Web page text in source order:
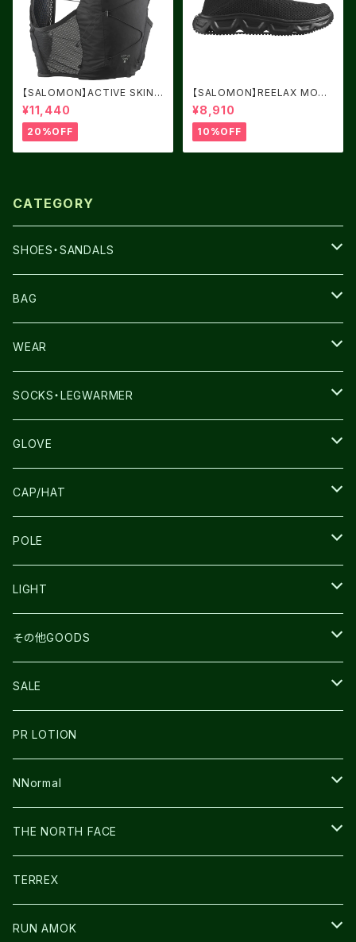
【SALOMON】ACTIVE SKIN
8 Black/Metal
¥11,440
20%OFF
【SALOMON】REELAX MOC
6.0 Black / Black / Alloy
¥8,910
10%OFF
CATEGORY
SHOES・SANDALS
NNORMAL
TERREX
THE NORTH FACE
SALOMON
LA SPORTIVA
TECNICA
TOPO
BEACH WALK
BAG
THE NORTH FACE
SALOMON
ULTIMATE DIRECTION
NNormal
COMPRESSPORT
ULTRASPIRE
WEAR
SALOMON
LA SPORTIVA
RUN AMOK
NNormal
SOCKS・LEGWARMER
DRYMAX
ULTIMATE DIRECTIN
R×L
GLOVE
SALOMON
ULTIMATE DIRECTION
R×L
UNWASTED
THE NORTH FACE
CAP/HAT
LA SPORTIVA
COMPRESSPORT
RUN AMOK
NNormal
POLE
MOUNTAIN KING
LIGHT
PETZL
ULTRASPIRE
BOOKMAN
その他GOODS
SNOWFOOT
PR LOTION
FUSION
ULTIMATE DIRECTION
CARL HOERECKE
ICE TRUST
SALE
SHOES
BAG
WEAR
その他GOODS
PR LOTION
NNormal
SHOES
WEAR
CAP/HAT
THE NORTH FACE
SHOES
WEAR
TERREX
RUN AMOK